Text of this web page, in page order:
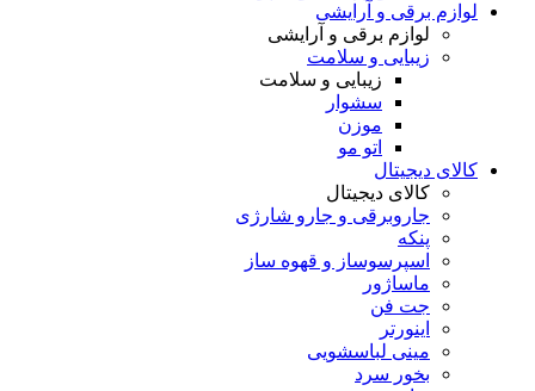
لوازم برقی و آرایشی
لوازم برقی و آرایشی
زیبایی و سلامت
زیبایی و سلامت
سشوار
موزن
اتو مو
کالای دیجیتال
کالای دیجیتال
جاروبرقی و جارو شارژی
پنکه
اسپرسوساز و قهوه ساز
ماساژور
جت فن
اینورتر
مینی لباسشویی
بخور سرد